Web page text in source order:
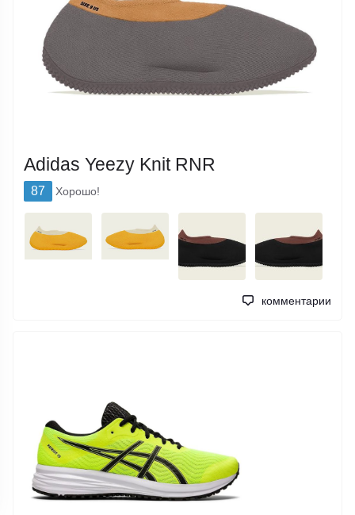
Adidas Yeezy Knit RNR
87 Хорошо!
комментарии